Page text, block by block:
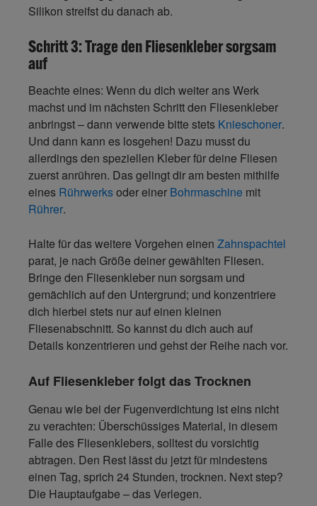
Silikon streifst du danach ab.
Schritt 3: Trage den Fliesenkleber sorgsam
auf
Beachte eines: Wenn du dich weiter ans Werk
machst und im nächsten Schritt den Fliesenkleber
anbringst – dann verwende bitte stets Knieschoner.
Und dann kann es losgehen! Dazu musst du
allerdings den speziellen Kleber für deine Fliesen
zuerst anrühren. Das gelingt dir am besten mithilfe
eines Rührwerksoder einer Bohrmaschine mit
Rührer.
Halte für das weitere Vorgehen einen Zahnspachtel
parat, je nach Größe deiner gewählten Fliesen.
Bringe den Fliesenkleber nun sorgsam und
gemächlich auf den Untergrund; und konzentriere
dich hierbei stets nur auf einen kleinen
Fliesenabschnitt. So kannst du dich auch auf
Details konzentrieren und gehst der Reihe nach vor.
Auf Fliesenkleber folgt das Trocknen
Genau wie bei der Fugenverdichtung ist eins nicht
zu verachten: Überschüssiges Material, in diesem
Falle des Fliesenklebers, solltest du vorsichtig
abtragen. Den Rest lässt du jetzt für mindestens
einen Tag, sprich 24 Stunden, trocknen. Next step?
Die Hauptaufgabe – das Verlegen.